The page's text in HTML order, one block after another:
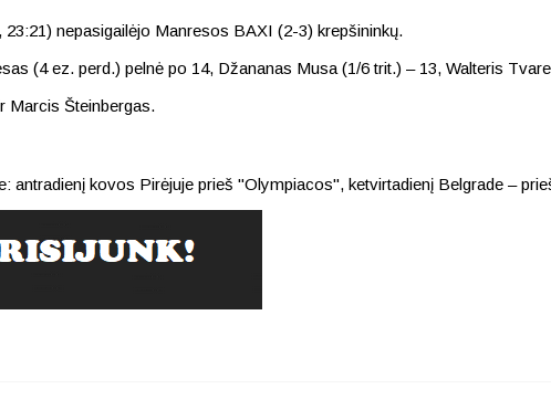
23:21) nepasigailėjo Manresos BAXI (2-3) krepšininkų.
(4 ez. perd.) pelnė po 14, Džananas Musa (1/6 trit.) – 13, Walteris
Marcis Šteinbergas.
kovos Pirėjuje prieš "Olympiacos", ketvirtadienį Belgrade –